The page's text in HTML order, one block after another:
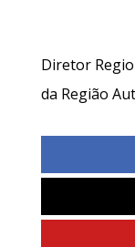
Diretor
da Região